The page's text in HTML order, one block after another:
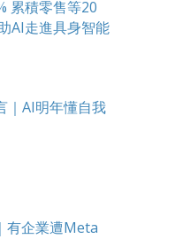
累積零售等20
AI走進具身智能
｜AI明年懂自我
有企業遭Meta